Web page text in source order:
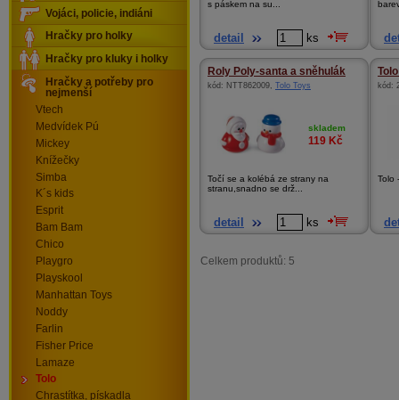
s páskem na su...
detail ks
Roly Poly-santa a sněhulák
kód: NTT862009, Tolo Toys
skladem
119 Kč
Točí se a kolébá ze strany na
stranu,snadno se drž...
detail ks
kód:
Tolo
Celkem produktů: 5
Vojáci, policie, indiáni
Hračky pro holky
Hračky pro kluky i holky
Hračky a potřeby pro
nejmenší
Vtech
Medvídek Pú
Mickey
Knížečky
Simba
K´s kids
Esprit
Bam Bam
Chico
Playgro
Playskool
Manhattan Toys
Noddy
Farlin
Fisher Price
Lamaze
Tolo
Chrastítka, pískadla